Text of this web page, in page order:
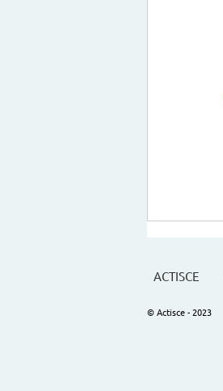
ACTISCE
© Actisce - 2023